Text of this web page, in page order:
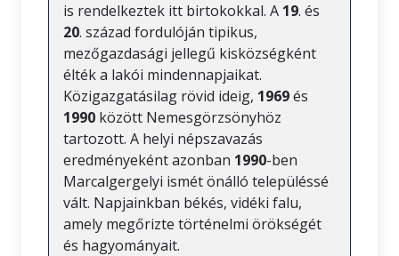
is rendelkeztek itt birtokokkal. A 19. és
20. század fordulóján tipikus,
mezőgazdasági jellegű kisközségként
élték a lakói mindennapjaikat.
Közigazgatásilag rövid ideig, 1969és
1990 között Nemesgörzsönyhöz
tartozott. A helyi népszavazás
eredményeként azonban 1990-ben
Marcalgergelyi ismét önálló településsé
vált. Napjainkban békés, vidéki falu,
amely megőrizte történelmi örökségét
és hagyományait.